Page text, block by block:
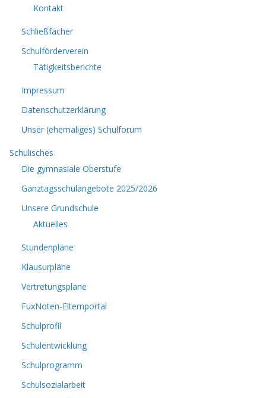
Kontakt
Schließfächer
Schulförderverein
Tätigkeitsberichte
Impressum
Datenschutzerklärung
Unser (ehemaliges) Schulforum
Schulisches
Die gymnasiale Oberstufe
Ganztagsschulangebote 2025/2026
Unsere Grundschule
Aktuelles
Stundenpläne
Klausurpläne
Vertretungspläne
FuxNoten-Elternportal
Schulprofil
Schulentwicklung
Schulprogramm
Schulsozialarbeit